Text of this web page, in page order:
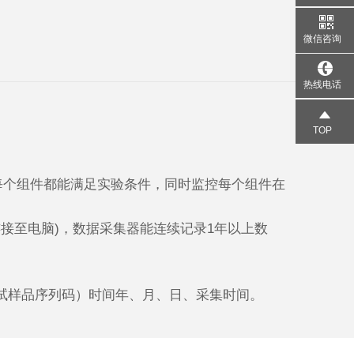
组件都能满足实验条件，同时监控每个组件在
至电脑)，数据采集器能连续记录1年以上数
品序列码）时间年、月、日、采集时间。
微信咨询
热线电话
TOP